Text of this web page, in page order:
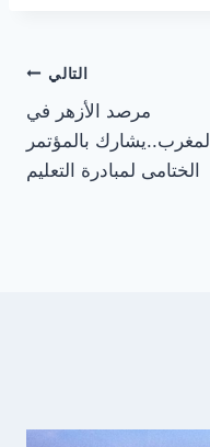
التالي
مرصد الأزهر في
المغرب..يشارك بالمؤتمر
الختامى لمبادرة التعليم